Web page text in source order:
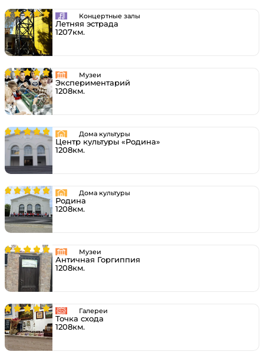
Концертные залы
Летняя эстрада
1207км.
Музеи
Экспериментарий
1208км.
Дома культуры
Центр культуры «Родина»
1208км.
Дома культуры
Родина
1208км.
Музеи
Античная Горгиппия
1208км.
Галереи
Точка схода
1208км.